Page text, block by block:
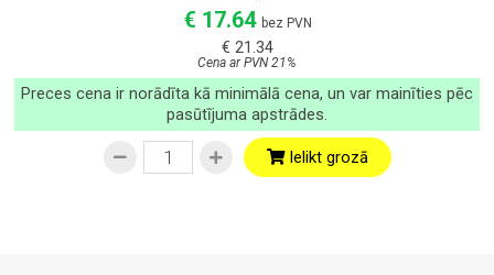
€ 17.64 bez PVN
€ 21.34
Cena ar PVN 21%
Preces cena ir norādīta kā minimālā cena, un var mainīties pēc
pasūtījuma apstrādes.
Ielikt grozā